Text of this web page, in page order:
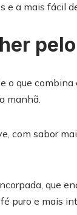
e a mais fácil
o que combina
manhã.
com sabor
que
puro e mais